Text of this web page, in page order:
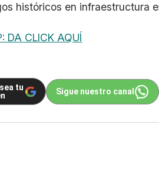
históricos en infraestructura
DA CLICK AQUÍ
tu
Sigue nuestro canal